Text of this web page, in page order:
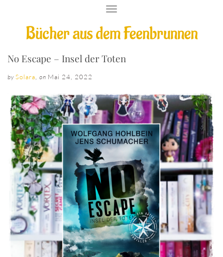
Bücher aus dem Feenbrunnen
T
G
N
G
A
I
O
N
No Escape – Insel der Toten
by Solara on Mai 24, 2022